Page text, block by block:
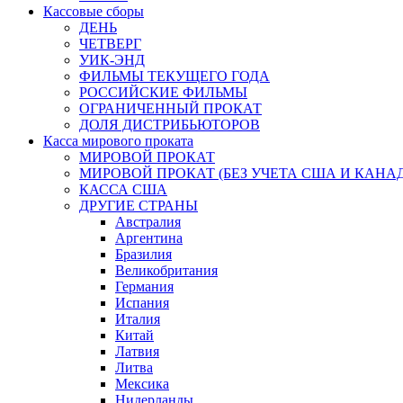
Кассовые сборы
ДЕНЬ
ЧЕТВЕРГ
УИК-ЭНД
ФИЛЬМЫ ТЕКУЩЕГО ГОДА
РОССИЙСКИЕ ФИЛЬМЫ
ОГРАНИЧЕННЫЙ ПРОКАТ
ДОЛЯ ДИСТРИБЬЮТОРОВ
Касса мирового проката
МИРОВОЙ ПРОКАТ
МИРОВОЙ ПРОКАТ (БЕЗ УЧЕТА США И
КАССА США
ДРУГИЕ СТРАНЫ
Австралия
Аргентина
Бразилия
Великобритания
Германия
Испания
Италия
Китай
Латвия
Литва
Мексика
Нидерланды